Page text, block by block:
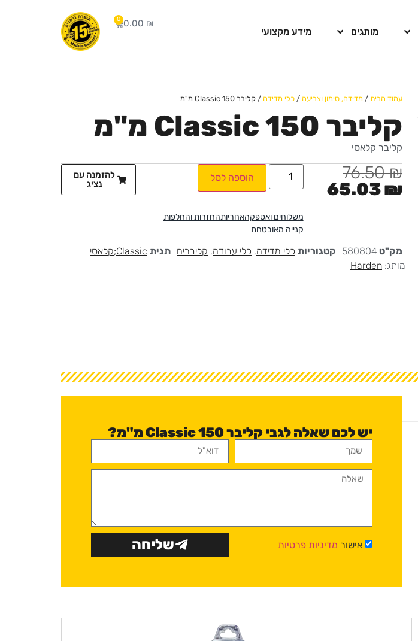
מותגים מידע מקצועי
0.00 ₪
0
עמוד הבית / מדידה, סימון וצביעה / כלי מדידה / קליבר Classic 150 מ"מ
קליבר Classic 150 מ"מ
קליבר קלאסי
76.50₪
65.03₪
הוספה לסל
משלוחים ואספקהאחריותהחזרות והחלפות
קנייה מאובטחת
להזמנה עם
נציג
מק"ט 580804 קטגוריות כלי מדידה, כלי עבודה, קליברים תגית Classic;קלאסי
מותג: Harden
יש לכם שאלה לגבי קליבר Classic 150 מ"מ?
אישור מדיניות פרטיות שליחה